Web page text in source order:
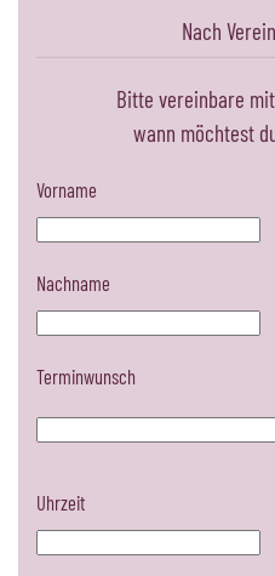
Nach
Bitte vereinbare
wann möchtest
Vorname
Nachname
Terminwunsch
Uhrzeit